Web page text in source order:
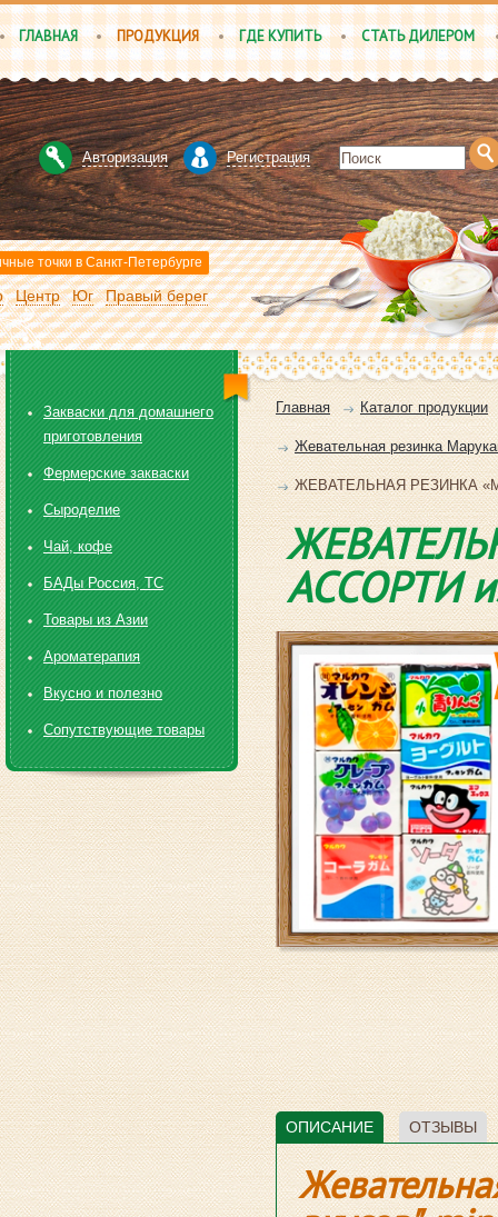
ГЛАВНАЯ ПРОДУКЦИЯ ГДЕ КУПИТЬ СТАТЬ ДИЛЕРОМ
Авторизация Регистрация
точки в Санкт-Петербурге
Центр Юг Правый берег
Главная Каталог продукции
Жевательная резинка
ЖЕВАТЕЛЬНАЯ РЕЗИНКА
АССОРТИ
ОПИСАНИЕ ОТЗЫВЫ
Закваски для домашнего
приготовления
Фермерские закваски
Сыроделие
Чай, кофе
БАДы Россия, ТС
Товары из Азии
Ароматерапия
Вкусно и полезно
Сопутствующие товары